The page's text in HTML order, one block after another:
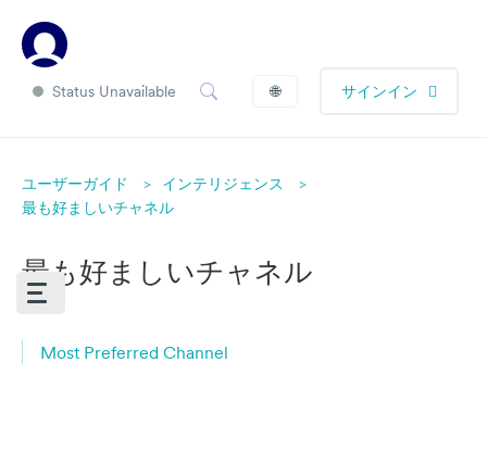
Status Unavailable 🌐 サインイン
ユーザーガイド
インテリジェンス
最も好ましいチャネル
最も好ましいチャネル
Most Preferred Channel